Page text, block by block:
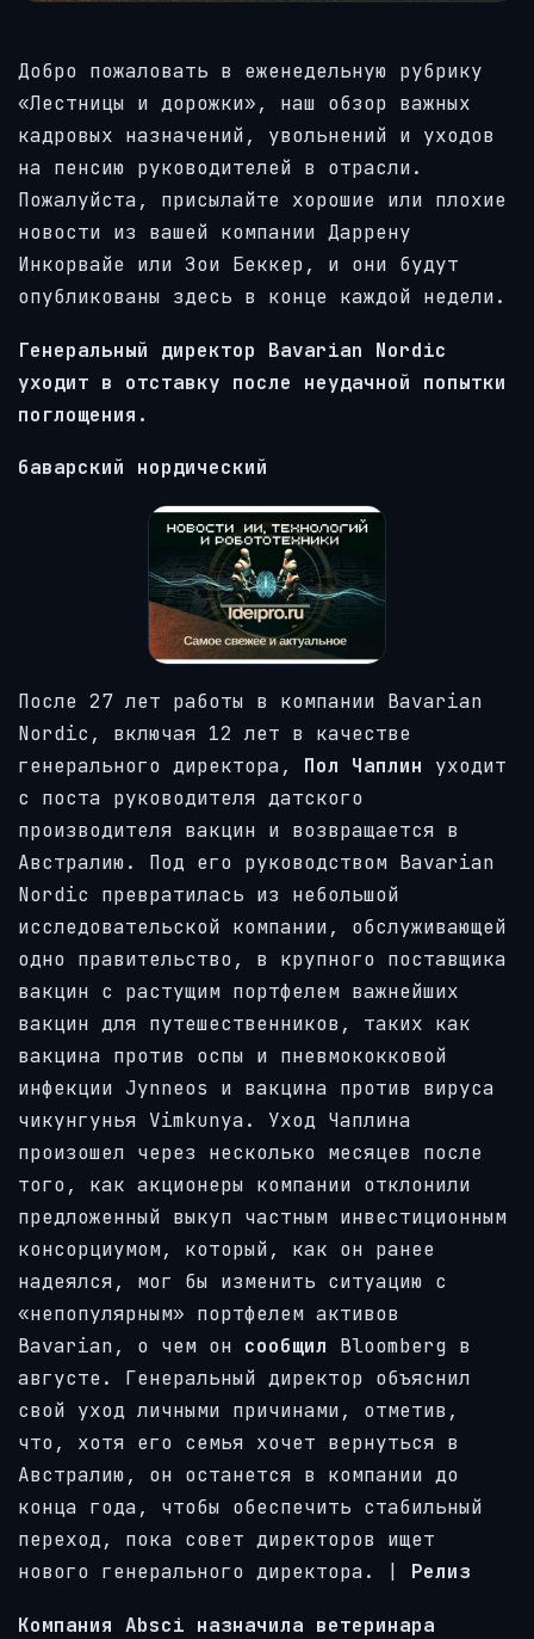
Добро пожаловать в еженедельную рубрику
«Лестницы и дорожки», наш обзор важных
кадровых назначений, увольнений и уходов
на пенсию руководителей в отрасли.
Пожалуйста, присылайте хорошие или плохие
новости из вашей компании Даррену
Инкорвайе или Зои Беккер, и они будут
опубликованы здесь в конце каждой недели.
Генеральный директор Bavarian Nordic
уходит в отставку после неудачной попытки
поглощения.
баварский нордический
После 27 лет работы в компании Bavarian
Nordic, включая 12 лет в качестве
генерального директора, Пол Чаплин уходит
с поста руководителя датского
производителя вакцин и возвращается в
Австралию. Под его руководством Bavarian
Nordic превратилась из небольшой
исследовательской компании, обслуживающей
одно правительство, в крупного поставщика
вакцин с растущим портфелем важнейших
вакцин для путешественников, таких как
вакцина против оспы и пневмококковой
инфекции Jynneos и вакцина против вируса
чикунгунья Vimkunya. Уход Чаплина
произошел через несколько месяцев после
того, как акционеры компании отклонили
предложенный выкуп частным инвестиционным
консорциумом, который, как он ранее
надеялся, мог бы изменить ситуацию с
«непопулярным» портфелем активов
Bavarian, о чем он сообщил Bloomberg в
августе. Генеральный директор объяснил
свой уход личными причинами, отметив,
что, хотя его семья хочет вернуться в
Австралию, он останется в компании до
конца года, чтобы обеспечить стабильный
переход, пока совет директоров ищет
нового генерального директора.
Релиз
Компания Absci назначила ветеринара